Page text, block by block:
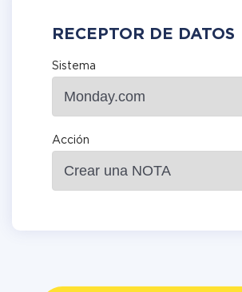
RECEPTOR DE DATOS
Sistema
Acción